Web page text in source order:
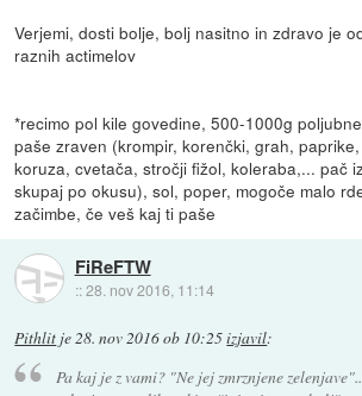
Verjemi, dosti bolje, bolj nasitno in zdravo je
raznih actimelov
*recimo pol kile govedine, 500-1000g
paše zraven (krompir, korenčki, grah,
koruza, cvetača, stročji fižol, koleraba,... pač
skupaj po okusu), sol, poper, mogoče malo
začimbe, če veš kaj ti paše
FiReFTW
::28. nov 2016, 11:14
Pithlit je28. nov 2016 ob 10:25izjavil:
Pa kaj je z vami? "Ne jej zmrznjene